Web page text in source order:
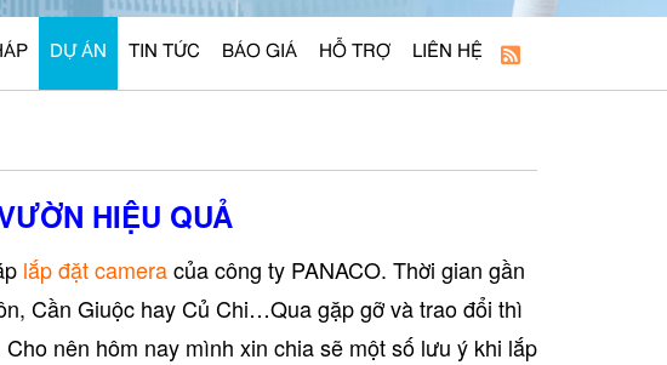
DỰ ÁN TIN TỨC BÁO GIÁ HỖ TRỢ LIÊN HỆ
HIỆU QUẢ
lắp đặt cameracủa công ty PANACO. Thời gian gần
Cần Giuộc hay Củ Chi…Qua gặp gỡ và trao đổi thì
nên hôm nay mình xin chia sẽ một số lưu ý khi lắp